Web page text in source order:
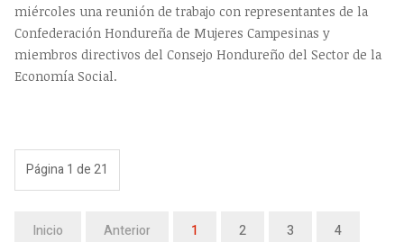
miércoles una reunión de trabajo con representantes de la
Confederación Hondureña de Mujeres Campesinas y
miembros directivos del Consejo Hondureño del Sector de la
Economía Social.
Página 1 de 21
Inicio Anterior 1 2 3 4